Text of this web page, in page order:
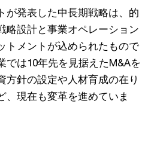
が発表した中長期戦略は、的
略設計と事業オペレーション
トメントが込められたもので
では10年先を見据えたM&Aを
方針の設定や人材育成の在り
、現在も変革を進めていま